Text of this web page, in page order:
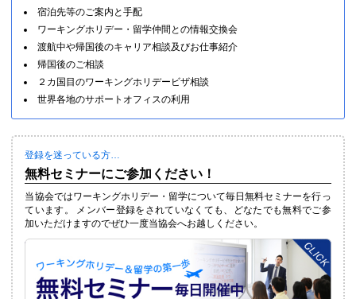
宿泊先等のご案内と手配
ワーキングホリデー・留学仲間との情報交換会
渡航中や帰国後のキャリア相談及びお仕事紹介
帰国後のご相談
２カ国目のワーキングホリデービザ相談
世界各地のサポートオフィスの利用
登録を迷っている方…
無料セミナーにご参加ください！
当協会ではワーキングホリデー・留学について毎日無料セミナーを行っ
ています。 メンバー登録をされていなくても、どなたでも無料でご参
加いただけますのでぜひ一度当協会へお越しください。